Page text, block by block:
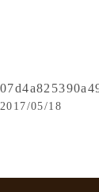
2017/05/18